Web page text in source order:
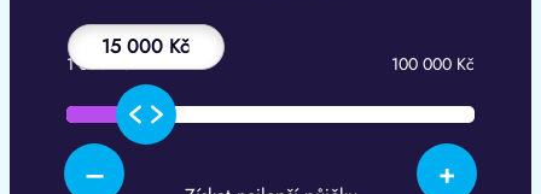
15 000 Kč
– +
1 000 Kč 100 000 Kč